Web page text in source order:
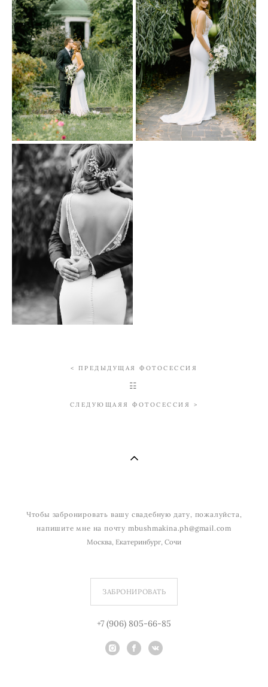
< ПРЕДЫДУЩАЯ ФОТОСЕССИЯ
☷
СЛЕДУЮЩАЯЯ ФОТОСЕССИЯ >
Чтобы забронировать вашу свадебную дату, пожалуйста,
напишите мне на почту mbushmakina.ph@gmail.com
Москва, Екатеринбург, Сочи
ЗАБРОНИРОВАТЬ
+7 (906) 805-66-85